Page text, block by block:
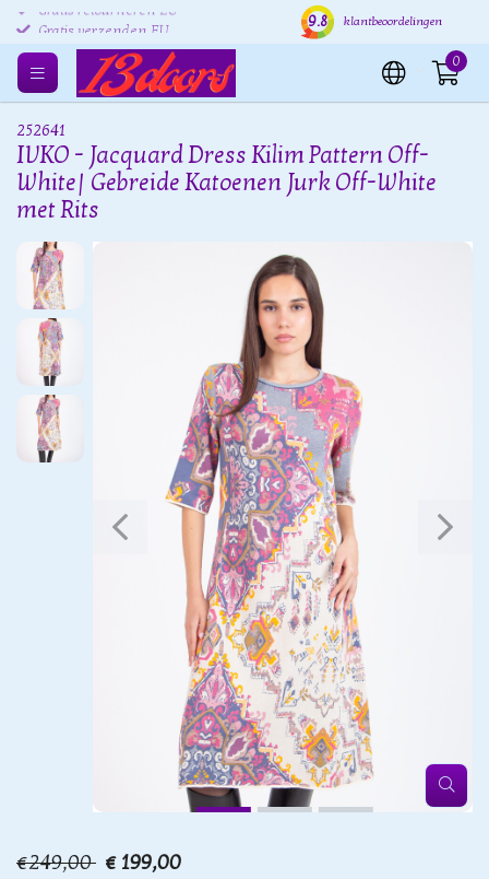
Gratis retourneren EU Verzending binnen 24 uur
9.8 klantbeoordelingen
0
252641
IVKO - Jacquard Dress Kilim Pattern Off-
White| Gebreide Katoenen Jurk Off-White
met Rits
€249,00 € 199,00